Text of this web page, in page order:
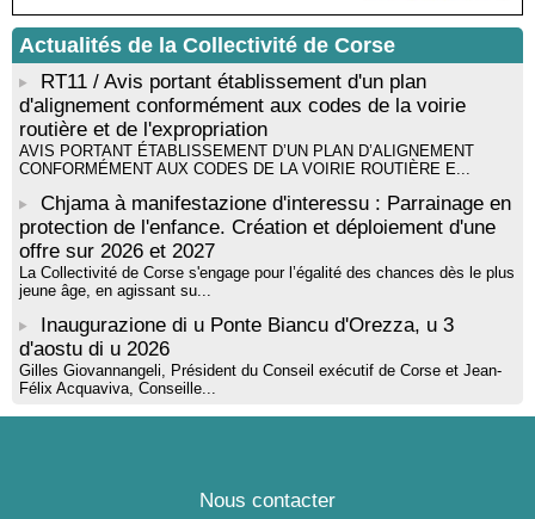
Rencontre / dédicace avec Lucrèce Luciani autour de son
livre « La ballade du pendu du Niolu» - Mediateca territuriale di
Santa Lucia di Tallà
Actualités de la Collectivité de Corse
RT11 / Avis portant établissement d'un plan
d'alignement conformément aux codes de la voirie
routière et de l'expropriation
AVIS PORTANT ÉTABLISSEMENT D’UN PLAN D’ALIGNEMENT
CONFORMÉMENT AUX CODES DE LA VOIRIE ROUTIÈRE E...
Chjama à manifestazione d'interessu : Parrainage en
protection de l'enfance. Création et déploiement d'une
offre sur 2026 et 2027
La Collectivité de Corse s'engage pour l’égalité des chances dès le plus
jeune âge, en agissant su...
Inaugurazione di u Ponte Biancu d'Orezza, u 3
d'aostu di u 2026
Gilles Giovannangeli, Président du Conseil exécutif de Corse et Jean-
Félix Acquaviva, Conseille...
Nous contacter